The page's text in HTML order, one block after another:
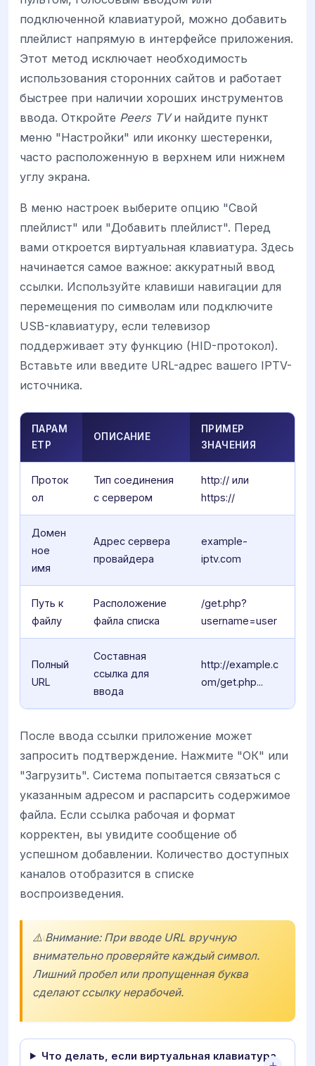
подключенной клавиатурой, можно добавить
плейлист напрямую в интерфейсе приложения.
Этот метод исключает необходимость
использования сторонних сайтов и работает
быстрее при наличии хороших инструментов
ввода. Откройте Peers TVи найдите пункт
меню "Настройки" или иконку шестеренки,
часто расположенную в верхнем или нижнем
углу экрана.
В меню настроек выберите опцию "Свой
плейлист" или "Добавить плейлист". Перед
вами откроется виртуальная клавиатура. Здесь
начинается самое важное: аккуратный ввод
ссылки. Используйте клавиши навигации для
перемещения по символам или подключите
USB-клавиатуру, если телевизор
поддерживает эту функцию (HID-протокол).
Вставьте или введите URL-адрес вашего IPTV-
источника.
ПАРАМ
ЕТР
ОПИСАНИЕ
ПРИМЕР
ЗНАЧЕНИЯ
Проток
ол
Тип соединения
с сервером
http:// или
https://
Домен
ное
имя
Адрес сервера
провайдера
example-
iptv.com
Путь к
файлу
Расположение
файла списка
/get.php?
username=user
Полный
URL
Составная
ссылка для
ввода
http://example.c
om/get.php...
После ввода ссылки приложение может
запросить подтверждение. Нажмите "ОК" или
"Загрузить". Система попытается связаться с
указанным адресом и распарсить содержимое
файла. Если ссылка рабочая и формат
корректен, вы увидите сообщение об
успешном добавлении. Количество доступных
каналов отобразится в списке
воспроизведения.
⚠️ Внимание: При вводе URL вручную
внимательно проверяйте каждый символ.
Лишний пробел или пропущенная буква
сделают ссылку нерабочей.
Что делать, если виртуальная клавиатура